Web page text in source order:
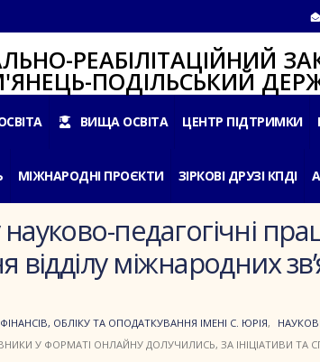
ПОДІЛЬСЬКИЙ
ВИЩА ОСВІТА ЦЕНТР ПІДТРИМКИ
МІЖНАРОДНІ ПРОЄКТИ ЗІРКОВІ ДРУЗІ КПДІ
педагогічні
відділу міжнародних
ОБЛІКУ ТА ОПОДАТКУВАННЯ ІМЕНІ С. ЮРІЯ,
У ФОРМАТІ ОНЛАЙНУ ДОЛУЧИЛИСЬ, ЗА ІНІЦІАТИВИ ТА